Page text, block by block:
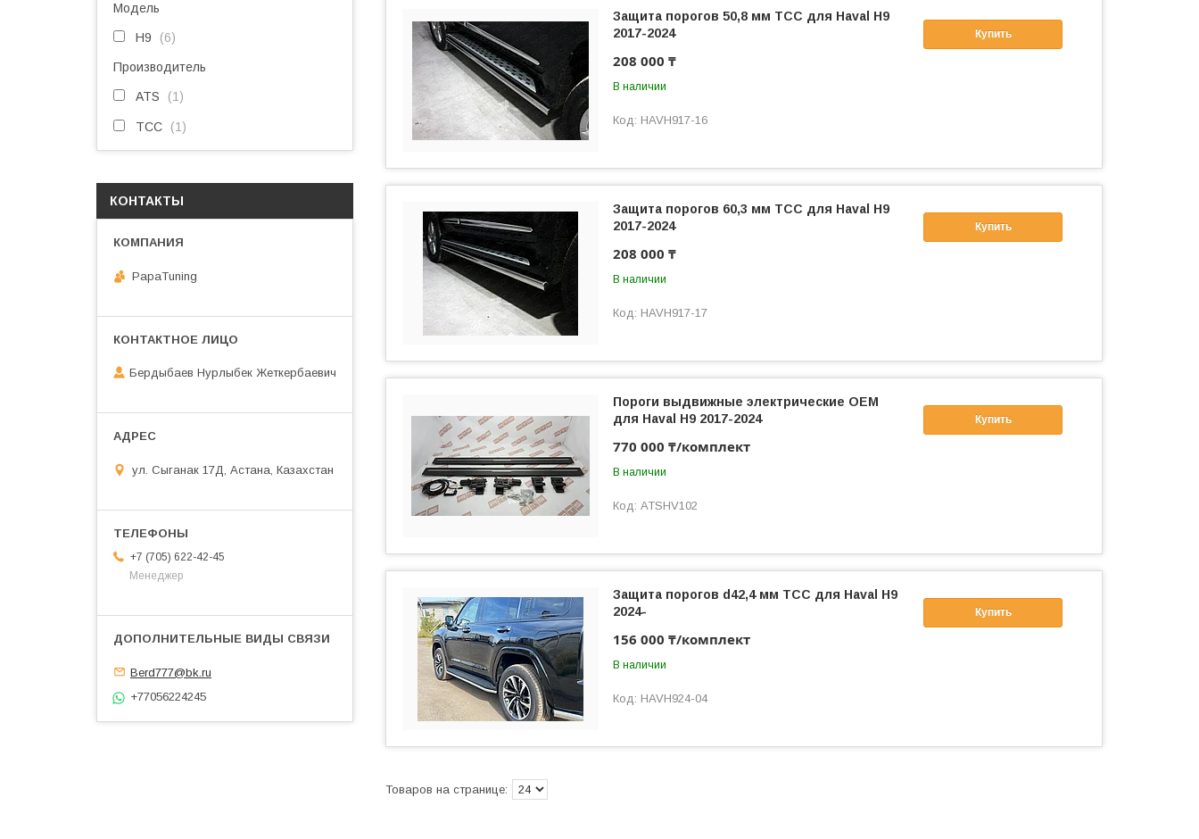
Купить
Защита порогов 50,8 мм ТСС для Haval H9
2017-2024
208 000 ₸
В наличии
HAVH917-16
Купить
Защита порогов 60,3 мм ТСС для Haval H9
2017-2024
208 000 ₸
В наличии
HAVH917-17
Купить
Пороги выдвижные электрические ОЕМ
для Haval H9 2017-2024
770 000 ₸/комплект
В наличии
ATSHV102
Купить
Защита порогов d42,4 мм ТСС для Haval H9
2024-
156 000 ₸/комплект
В наличии
HAVH924-04
Модель
H9 6
Производитель
ATS 1
ТСС 1
КОНТАКТЫ
PapaTuning
Бердыбаев Нурлыбек Жеткербаевич
ул. Сыганак 17Д, Астана, Казахстан
+7 (705) 622-42-45
Менеджер
Berd777@bk.ru
+77056224245